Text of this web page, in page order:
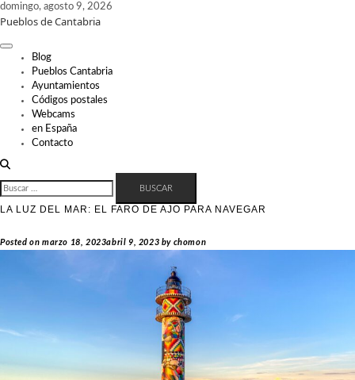
Skip
to
domingo, agosto 9, 2026
Pueblos de Cantabria
Blog
Pueblos Cantabria
Ayuntamientos
Códigos postales
Webcams
en España
Contacto
BUSCAR:
LA LUZ DEL MAR: EL FARO DE AJO PARA NAVEGAR
Posted on marzo 18, 2023abril 9, 2023 by chomon